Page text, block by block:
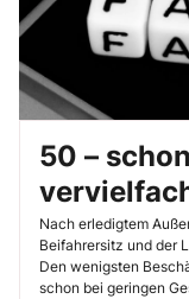
50 –
Fache
Nach erledigtem
Beifahrersitz und der
Den wenigsten
schon bei geringen